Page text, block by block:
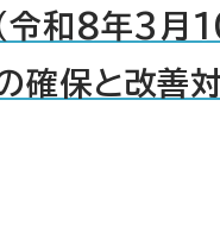
（令和8年3月
確保と改善